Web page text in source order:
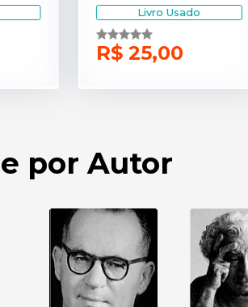
Livro Usado
R$ 25,00
por Autor